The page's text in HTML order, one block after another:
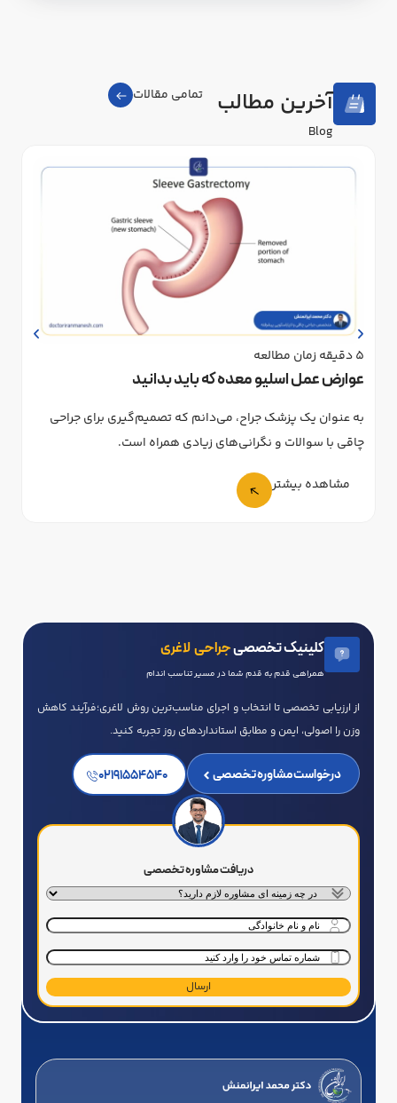
آخرین مطالب
‌Blog
تمامی مقالات
5 دقیقه زمان مطالعه
عوارض عمل اسلیو معده که باید بدانید
به عنوان یک پزشک جراح، می‌دانم که تصمیم‌گیری برای جراحی
چاقی با سوالات و نگرانی‌های زیادی همراه است.
مشاهده بیشتر
کلینیک تخصصیجراحی لاغری
همراهی قدم به قدم شما در مسیر تناسب اندام
از ارزیابی تخصصی تا انتخاب و اجرای مناسب‌ترین روش لاغری؛فرآیند کاهش
وزن را اصولی، ایمن و مطابق استانداردهای روز تجربه کنید.
درخواست مشاوره تخصصی 02191554540
دریافت مشاوره تخصصی
خدمت
درخواستی*
نام
و
نام
خانوادگی*
شماره
تماس*